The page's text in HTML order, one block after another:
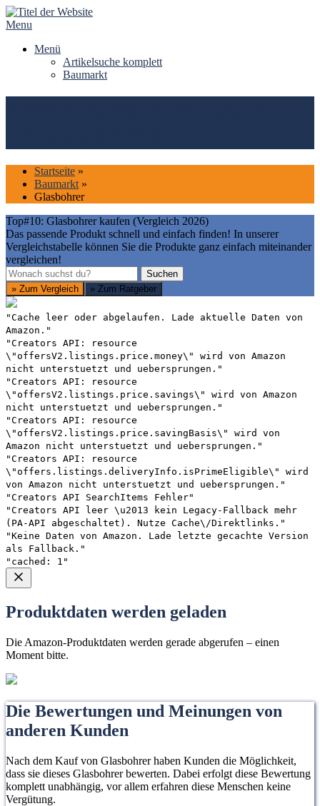
Skip
to
Menu
Menü
Artikelsuche komplett
Baumarkt
Startseite »
Baumarkt »
Glasbohrer
Top#10: Glasbohrer kaufen (Vergleich 2026)
Das passende Produkt schnell und einfach finden! In unserer
Vergleichstabelle können Sie die Produkte ganz einfach miteinander
vergleichen!
Suchen
Suchen
» Zum Vergleich
» Zum Ratgeber
"Cache leer oder abgelaufen. Lade aktuelle Daten von
Amazon."
"Creators API: resource
\"offersV2.listings.price.money\" wird von Amazon
nicht unterstuetzt und uebersprungen."
"Creators API: resource
\"offersV2.listings.price.savings\" wird von Amazon
nicht unterstuetzt und uebersprungen."
"Creators API: resource
\"offersV2.listings.price.savingBasis\" wird von
Amazon nicht unterstuetzt und uebersprungen."
"Creators API: resource
\"offers.listings.deliveryInfo.isPrimeEligible\" wird
von Amazon nicht unterstuetzt und uebersprungen."
"Creators API SearchItems Fehler"
"Creators API leer \u2013 kein Legacy-Fallback mehr
(PA-API abgeschaltet). Nutze Cache\/Direktlinks."
"Keine Daten von Amazon. Lade letzte gecachte Version
als Fallback."
"cached: 1"
Produktdaten werden geladen
Die Amazon-Produktdaten werden gerade abgerufen – einen
Moment bitte.
Die Bewertungen und Meinungen von
anderen Kunden
Nach dem Kauf von Glasbohrer haben Kunden die Möglichkeit,
dass sie dieses Glasbohrer bewerten. Dabei erfolgt diese Bewertung
komplett unabhängig, vor allem erfahren diese Menschen keine
Vergütung.